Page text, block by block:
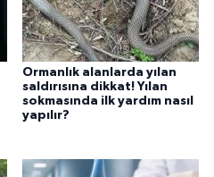
Ormanlık alanlarda yılan
saldırısına dikkat! Yılan
sokmasında ilk yardım nasıl
yapılır?